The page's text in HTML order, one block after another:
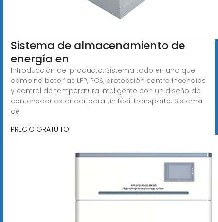
Sistema de almacenamiento de
energía en
Introducción del producto: Sistema todo en uno que
combina baterías LFP, PCS, protección contra incendios
y control de temperatura inteligente con un diseño de
contenedor estándar para un fácil transporte. Sistema
de
PRECIO GRATUITO